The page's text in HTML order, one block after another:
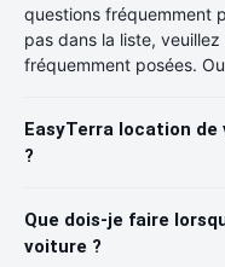
questions fréquemment
pas dans la liste,
fréquemment posées.
EasyTerra location
?
Que dois-je faire
voiture ?